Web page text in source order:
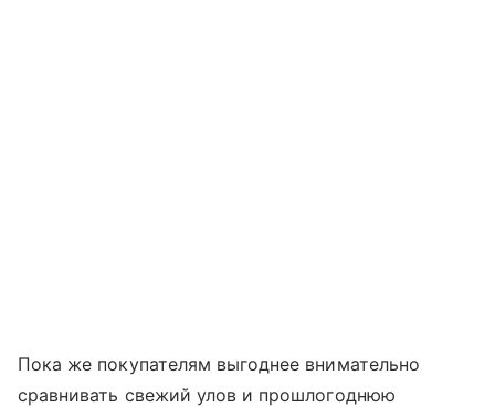
Пока же покупателям выгоднее внимательно
сравнивать свежий улов и прошлогоднюю